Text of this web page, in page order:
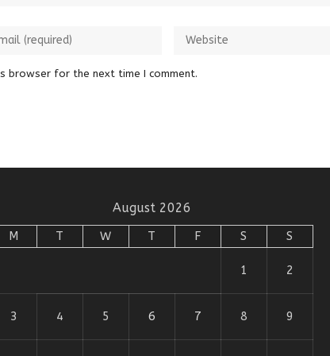
browser for the next time I comment.
August 2026
M T W T F S S
1 2
3 4 5 6 7 8 9